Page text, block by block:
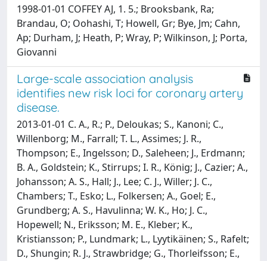
1998-01-01 COFFEY AJ, 1. 5.; Brooksbank, Ra;
Brandau, O; Oohashi, T; Howell, Gr; Bye, Jm; Cahn,
Ap; Durham, J; Heath, P; Wray, P; Wilkinson, J; Porta,
Giovanni
Large-scale association analysis
identifies new risk loci for coronary artery
disease.
2013-01-01 C. A., R.; P., Deloukas; S., Kanoni; C.,
Willenborg; M., Farrall; T. L., Assimes; J. R.,
Thompson; E., Ingelsson; D., Saleheen; J., Erdmann;
B. A., Goldstein; K., Stirrups; I. R., König; J., Cazier; A.,
Johansson; A. S., Hall; J., Lee; C. J., Willer; J. C.,
Chambers; T., Esko; L., Folkersen; A., Goel; E.,
Grundberg; A. S., Havulinna; W. K., Ho; J. C.,
Hopewell; N., Eriksson; M. E., Kleber; K.,
Kristiansson; P., Lundmark; L., Lyytikäinen; S., Rafelt;
D., Shungin; R. J., Strawbridge; G., Thorleifsson; E.,